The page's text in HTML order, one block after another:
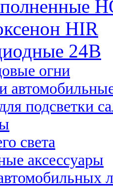
HIR
24B
огни
подсветки
света
аксессуары